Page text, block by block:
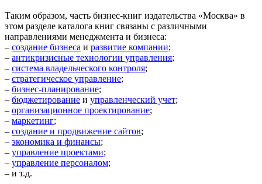
Таким образом, часть бизнес-книг издательства «Москва» в
этом разделе каталога книг связаны с различными
направлениями менеджмента и бизнеса:
– создание бизнеса и развитие компании;
– антикризисные технологии управления;
– система владельческого контроля;
– стратегическое управление;
– бизнес-планирование;
– бюджетирование и управленческий учет;
– организационное проектирование;
– маркетинг;
– создание и продвижение сайтов;
– экономика и финансы;
– управление проектами;
– управление персоналом;
– и т.д.